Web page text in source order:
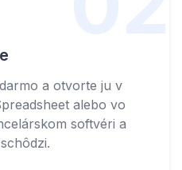
a otvorte ju v
alebo vo
softvéri a